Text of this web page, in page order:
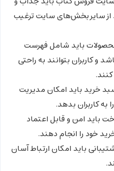
از سایر بخش‌های سایت ترغیب
باید شامل فهرست
و کاربران بتوانند به راحتی
خرید باید امکان مدیریت
کاربران بدهد.
باید امن و قابل اعتماد
خود را انجام دهند.
باید امکان ارتباط آسان